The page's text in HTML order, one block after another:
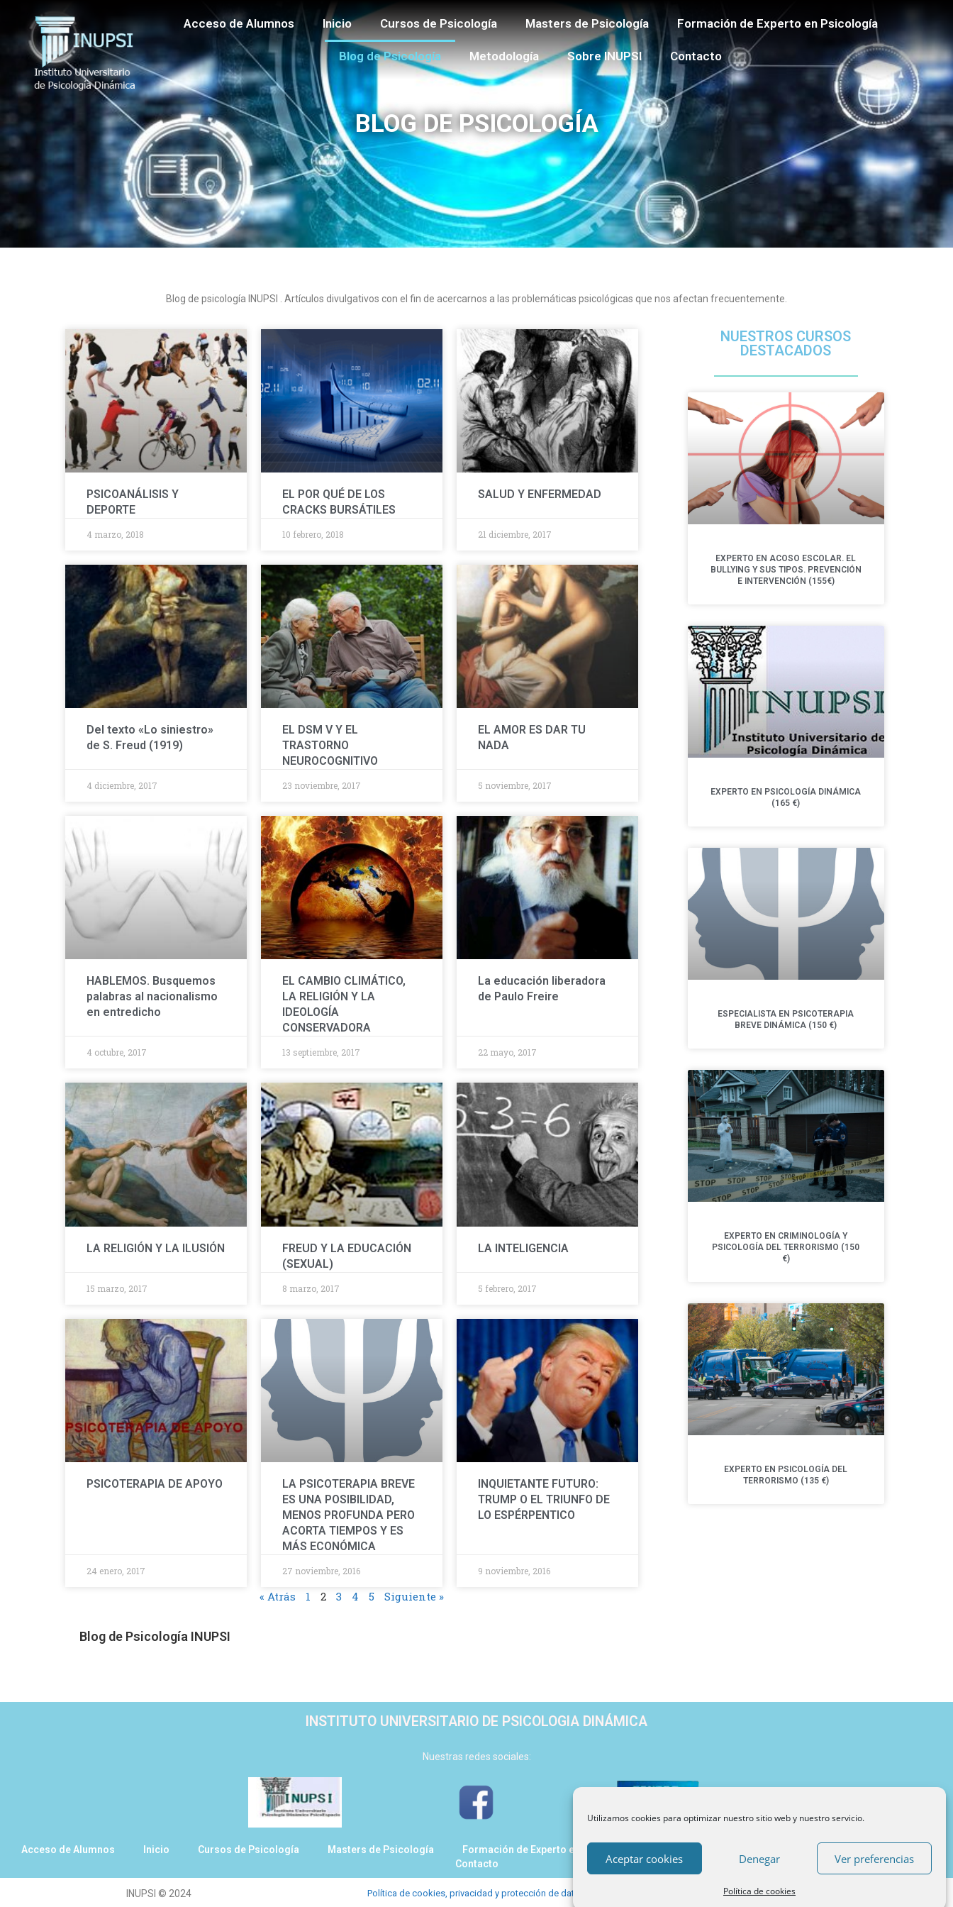
Utilizamos cookies para optimizar nuestro sitio web y nuestro servicio.
Aceptar cookies Denegar Ver preferencias
Política de cookies
Acceso de Alumnos Inicio Cursos de Psicología Masters de Psicología Formación de Experto en Psicología
Blog de Psicología Metodología Sobre INUPSI Contacto
BLOG DE PSICOLOGÍA
Blog de psicología INUPSI . Artículos divulgativos con el fin de acercarnos a las problemáticas psicológicas que nos afectan frecuentemente.
PSICOANÁLISIS Y
DEPORTE
4 marzo, 2018
EL POR QUÉ DE LOS
CRACKS BURSÁTILES
10 febrero, 2018
SALUD Y ENFERMEDAD
21 diciembre, 2017
Del texto «Lo siniestro»
de S. Freud (1919)
4 diciembre, 2017
EL DSM V Y EL
TRASTORNO
NEUROCOGNITIVO
23 noviembre, 2017
EL AMOR ES DAR TU
NADA
5 noviembre, 2017
HABLEMOS. Busquemos
palabras al nacionalismo
en entredicho
4 octubre, 2017
EL CAMBIO CLIMÁTICO,
LA RELIGIÓN Y LA
IDEOLOGÍA
CONSERVADORA
13 septiembre, 2017
La educación liberadora
de Paulo Freire
22 mayo, 2017
LA RELIGIÓN Y LA ILUSIÓN
15 marzo, 2017
FREUD Y LA EDUCACIÓN
(SEXUAL)
8 marzo, 2017
LA INTELIGENCIA
5 febrero, 2017
PSICOTERAPIA DE APOYO
24 enero, 2017
LA PSICOTERAPIA BREVE
ES UNA POSIBILIDAD,
MENOS PROFUNDA PERO
ACORTA TIEMPOS Y ES
MÁS ECONÓMICA
27 noviembre, 2016
INQUIETANTE FUTURO:
TRUMP O EL TRIUNFO DE
LO ESPÉRPENTICO
9 noviembre, 2016
« Atrás 1 2 3 4 5 Siguiente »
NUESTROS CURSOS
DESTACADOS
EXPERTO EN ACOSO ESCOLAR. EL
BULLYING Y SUS TIPOS. PREVENCIÓN
E INTERVENCIÓN (155€)
EXPERTO EN PSICOLOGÍA DINÁMICA
(165 €)
ESPECIALISTA EN PSICOTERAPIA
BREVE DINÁMICA (150 €)
EXPERTO EN CRIMINOLOGÍA Y
PSICOLOGÍA DEL TERRORISMO (150
€)
EXPERTO EN PSICOLOGÍA DEL
TERRORISMO (135 €)
Blog de Psicología INUPSI
INSTITUTO UNIVERSITARIO DE PSICOLOGIA DINÁMICA
Nuestras redes sociales:
Acceso de Alumnos Inicio Cursos de Psicología Masters de Psicología Formación de Experto en Psicología Blog de Psicología Metodología
Sobre INUPSI
Contacto
INUPSI © 2024 Política de cookies, privacidad y protección de datos